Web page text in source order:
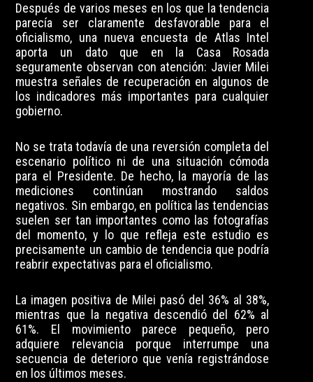
Después de varios meses en los que la tendencia
parecía ser claramente desfavorable para el
oficialismo, una nueva encuesta de Atlas Intel
aporta un dato que en la Casa Rosada
seguramente observan con atención: Javier Milei
muestra señales de recuperación en algunos de
los indicadores más importantes para cualquier
gobierno.
No se trata todavía de una reversión completa del
escenario político ni de una situación cómoda
para el Presidente. De hecho, la mayoría de las
mediciones continúan mostrando saldos
negativos. Sin embargo, en política las tendencias
suelen ser tan importantes como las fotografías
del momento, y lo que refleja este estudio es
precisamente un cambio de tendencia que podría
reabrir expectativas para el oficialismo.
La imagen positiva de Milei pasó del 36% al 38%,
mientras que la negativa descendió del 62% al
61%. El movimiento parece pequeño, pero
adquiere relevancia porque interrumpe una
secuencia de deterioro que venía registrándose
en los últimos meses.